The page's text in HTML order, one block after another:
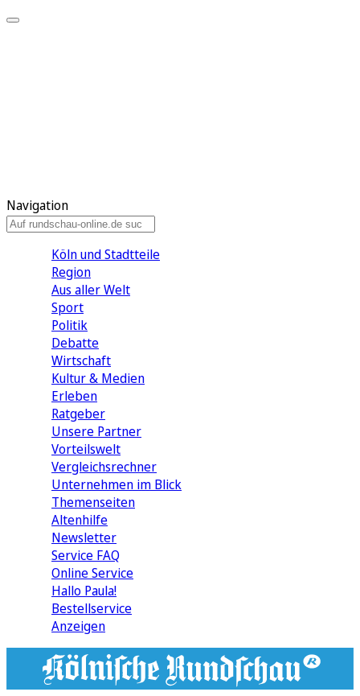
Navigation
Köln und Stadtteile
Region
Aus aller Welt
Sport
Politik
Debatte
Wirtschaft
Kultur & Medien
Erleben
Ratgeber
Unsere Partner
Vorteilswelt
Vergleichsrechner
Unternehmen im Blick
Themenseiten
Altenhilfe
Newsletter
Service FAQ
Online Service
Hallo Paula!
Bestellservice
Anzeigen